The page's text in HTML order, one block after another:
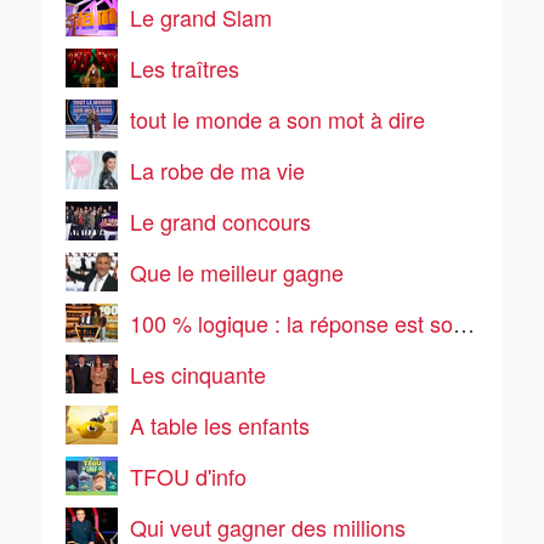
Le grand Slam
Les traîtres
tout le monde a son mot à dire
La robe de ma vie
Le grand concours
Que le meilleur gagne
100 % logique : la réponse est sous vos yeux
Les cinquante
A table les enfants
TFOU d'info
Qui veut gagner des millions